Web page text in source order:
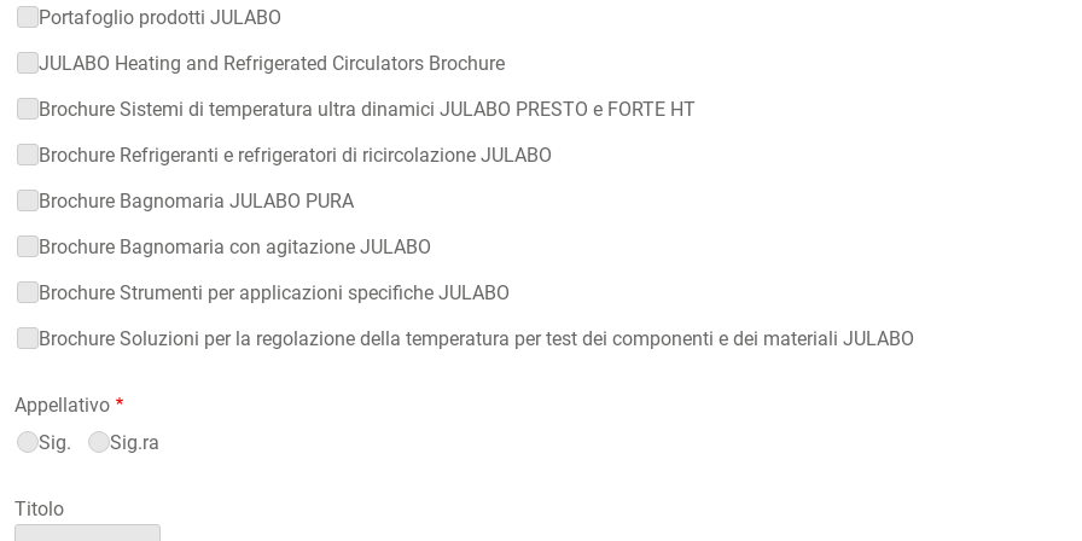
Materiale informativo
Portafoglio prodotti JULABO
JULABO Heating and Refrigerated Circulators Brochure
Brochure Sistemi di temperatura ultra dinamici JULABO PRESTO e FORTE HT
Brochure Refrigeranti e refrigeratori di ricircolazione JULABO
Brochure Bagnomaria JULABO PURA
Brochure Bagnomaria con agitazione JULABO
Brochure Strumenti per applicazioni specifiche JULABO
Brochure Soluzioni per la regolazione della temperatura per test dei componenti e dei materiali JULABO
Appellativo
Sig.
Sig.ra
Titolo